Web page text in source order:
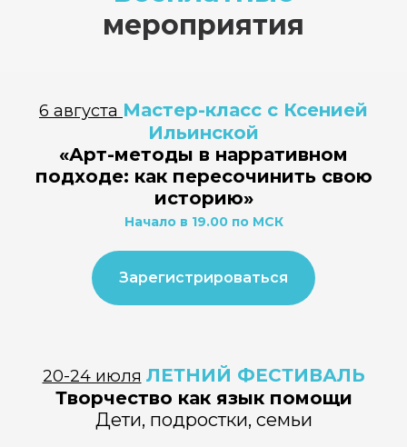
мероприятия
6 августа Мастер-класс с Ксенией
Ильинской
«Арт-методы в нарративном
подходе: как пересочинить свою
историю»
Начало в 19.00 по МСК
Зарегистрироваться
20-24 июля ЛЕТНИЙ ФЕСТИВАЛЬ
Творчество как язык помощи
Дети, подростки, семьи
35+